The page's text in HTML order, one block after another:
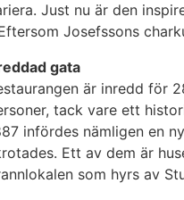
Just nu är den
Josefssons
gata
är inredd för
tack vare ett
infördes nämligen en
Ett av dem är
som hyrs av